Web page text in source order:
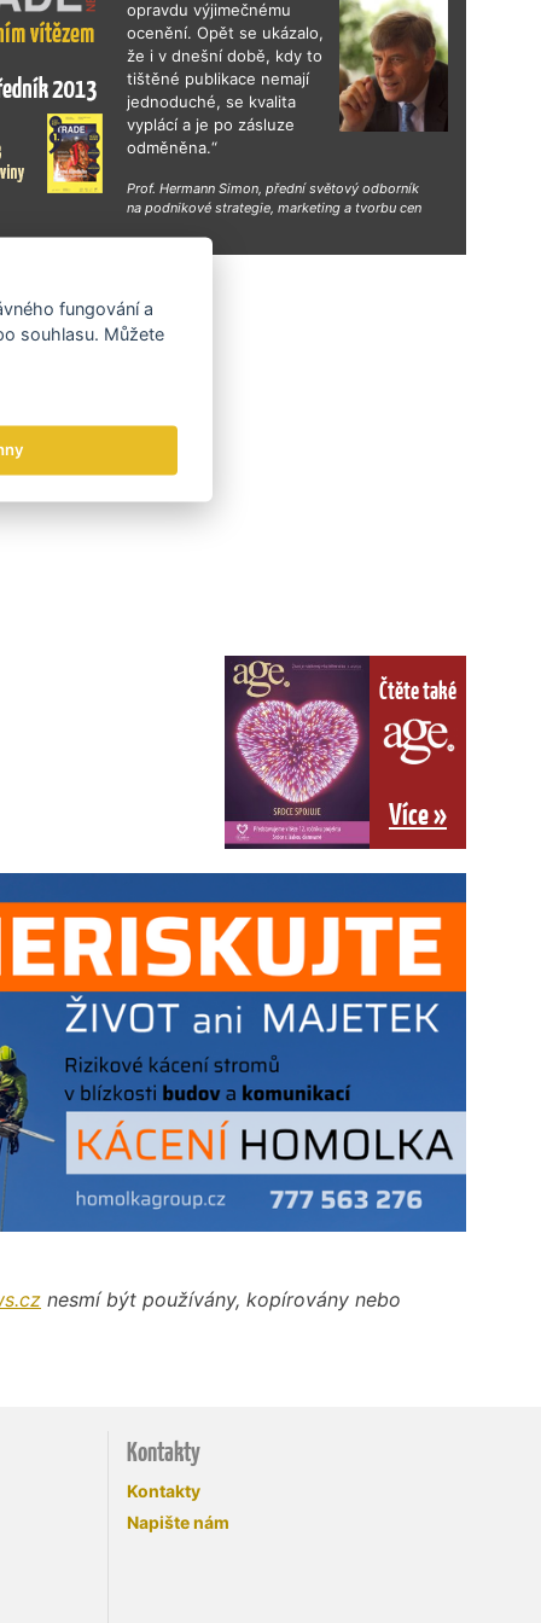
opravdu výjimečnému
ocenění. Opět se ukázalo,
že i v dnešní době, kdy to
tištěné publikace nemají
jednoduché, se kvalita
vyplácí a je po zásluze
odměněna.“
Prof. Hermann Simon, přední světový odborník
na podnikové strategie, marketing a tvorbu cen
Čtěte také
Více »
nesmí být používány, kopírovány nebo
Kontakty
Kontakty
Napište nám
fungování a
souhlasu. Můžete